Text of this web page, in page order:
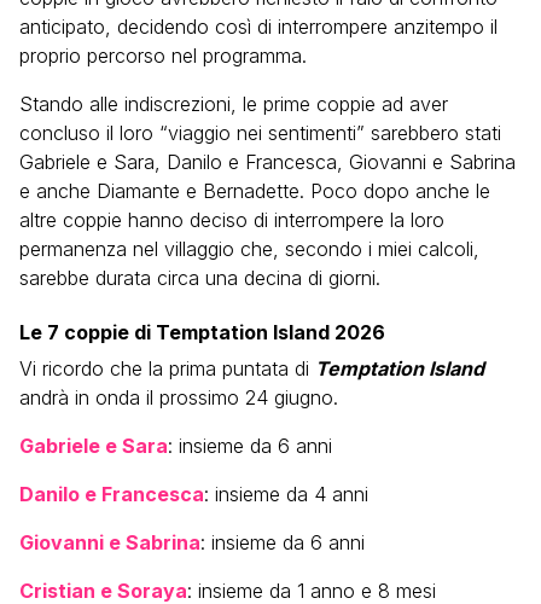
anticipato, decidendo così di interrompere anzitempo il
proprio percorso nel programma.
Stando alle indiscrezioni, le prime coppie ad aver
concluso il loro “viaggio nei sentimenti” sarebbero stati
Gabriele e Sara, Danilo e Francesca, Giovanni e Sabrina
e anche Diamante e Bernadette. Poco dopo anche le
altre coppie hanno deciso di interrompere la loro
permanenza nel villaggio che, secondo i miei calcoli,
sarebbe durata circa una decina di giorni.
Le 7 coppie di Temptation Island 2026
Vi ricordo che la prima puntata di Temptation Island
andrà in onda il prossimo 24 giugno.
Gabriele e Sara: insieme da 6 anni
Danilo e Francesca: insieme da 4 anni
Giovanni e Sabrina: insieme da 6 anni
Cristian e Soraya: insieme da 1 anno e 8 mesi